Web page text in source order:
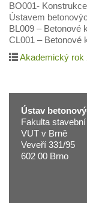
BO001-
Ústavem
BL009 – Betonové
CL001 – Betonové
Akademický rok
Ústav
Fakulta stavební
VUT v Brně
Veveří 331/95
602 00 Brno